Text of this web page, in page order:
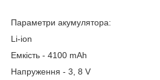
Параметри акумулятора:
Li-ion
Емкість - 4100 mAh
Напруження - 3, 8 V